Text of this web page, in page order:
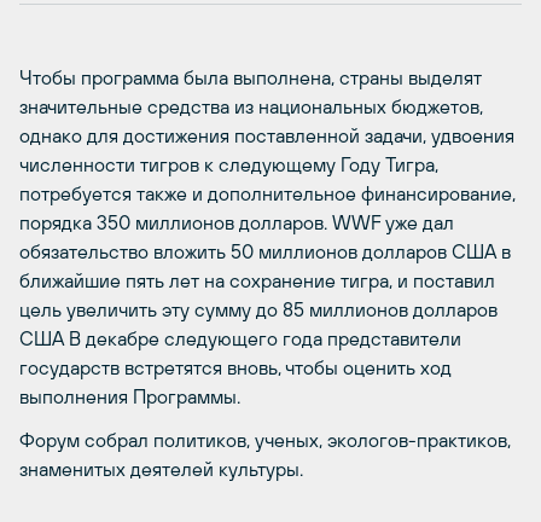
Чтобы программа была выполнена, страны выделят
значительные средства из национальных бюджетов,
однако для достижения поставленной задачи, удвоения
численности тигров к следующему Году Тигра,
потребуется также и дополнительное финансирование,
порядка 350 миллионов долларов. WWF уже дал
обязательство вложить 50 миллионов долларов США в
ближайшие пять лет на сохранение тигра, и поставил
цель увеличить эту сумму до 85 миллионов долларов
США В декабре следующего года представители
государств встретятся вновь, чтобы оценить ход
выполнения Программы.
Форум собрал политиков, ученых, экологов-практиков,
знаменитых деятелей культуры.